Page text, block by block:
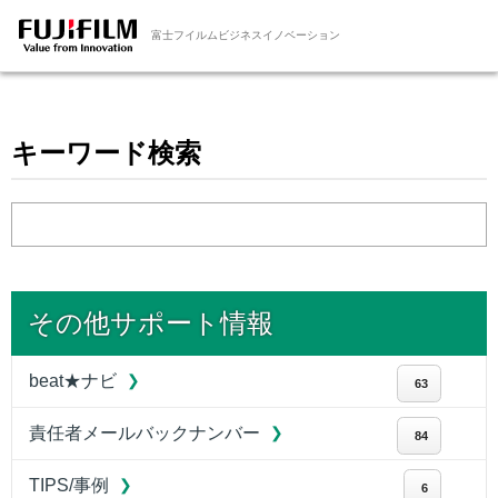
富士フイルムビジネスイノベーション
キーワード検索
その他サポート情報
beat★ナビ 63
責任者メールバックナンバー 84
TIPS/事例 6